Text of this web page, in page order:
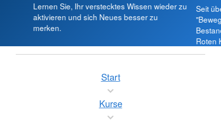
Lernen Sie, Ihr verstecktes Wissen wieder zu
aktivieren und sich Neues besser zu
merken.
Seit
Roten
Start
Kurse